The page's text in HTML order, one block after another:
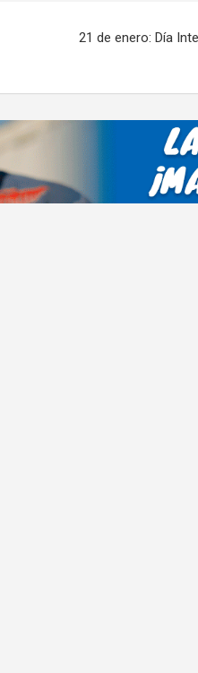
ar
21 de enero: Día